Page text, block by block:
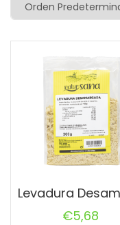
€5,68